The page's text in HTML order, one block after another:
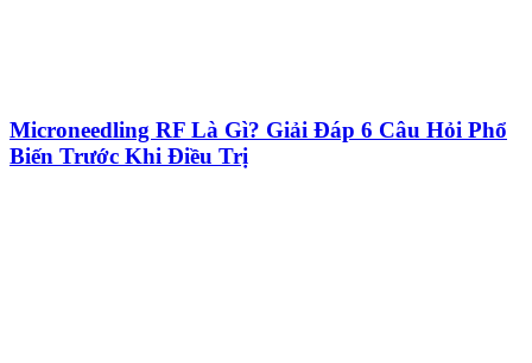
Microneedling RF Là Gì? Giải Đáp 6 Câu Hỏi Phổ
Biến Trước Khi Điều Trị